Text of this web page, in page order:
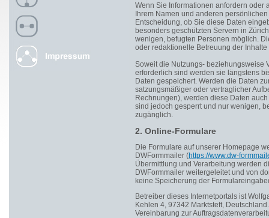
Wenn Sie Informationen anfordern oder
Ihrem Namen und anderen
Entscheidung, ob Sie diese Daten
besonders geschützten Servern in
wenigen, befugten Personen möglich.
oder redaktionelle Betreuung der
Soweit die Nutzungs- beziehungsweise
erforderlich sind werden sie längstens
Daten gespeichert. Werden die Daten
satzungsmäßiger oder vertraglicher
Rechnungen), werden diese Daten
sind jedoch gesperrt und nur wenigen,
zugänglich.
2. Online-Formulare
Die Formulare auf unserer Homepage
DWFormmailer (https://www.dw-
Übermittlung und Verarbeitung werden
DWFormmailer weitergeleitet und von
keine Speicherung der
Betreiber dieses Internetportals ist
Kehlen 4, 97342 Marktsteft,
Vereinbarung zur